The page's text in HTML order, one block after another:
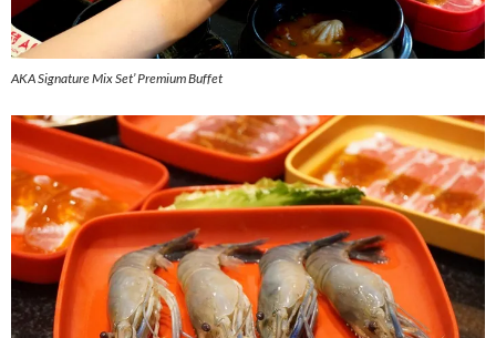
AKA Signature Mix Set’ Premium Buffet